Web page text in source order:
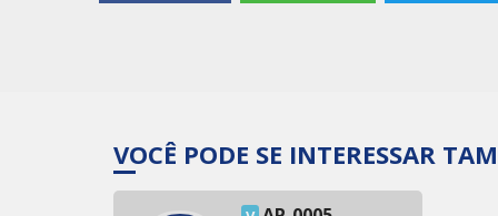
VOCÊ PODE SE INTERESSAR